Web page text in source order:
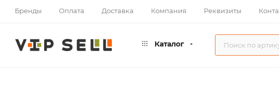
Бренды Оплата Доставка Компания Реквизиты
Каталог